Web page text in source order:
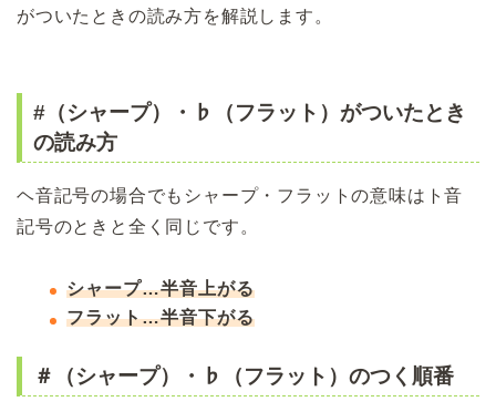
がついたときの読み方を解説します。
#（シャープ）・♭（フラット）がついたとき
の読み方
ヘ音記号の場合でもシャープ・フラットの意味はト音
記号のときと全く同じです。
シャープ…半音上がる
フラット…半音下がる
＃（シャープ）・♭（フラット）のつく順番